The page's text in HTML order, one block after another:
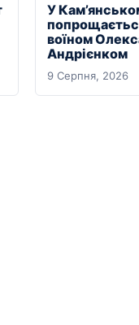
У
воїном
Андрієнком
9 Серпня, 2026